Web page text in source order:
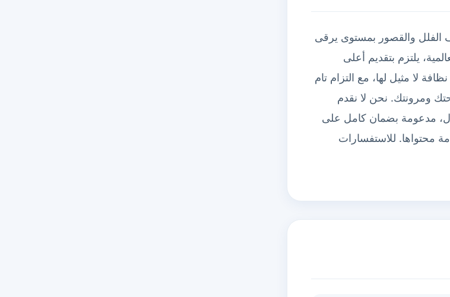
الفلل والقصور بمستوى يرقى
يلتزم بتقديم أعلى
لا مثيل لها، مع التزام تام
ومرونتك. نحن لا نقدم
مدعومة بضمان كامل على
محتواها. للاستفسارات